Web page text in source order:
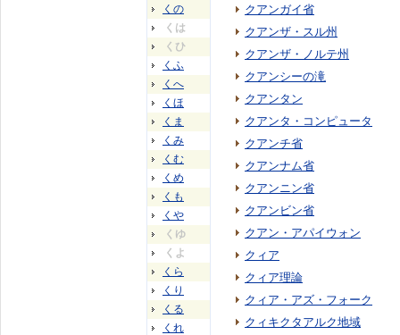
くの
くは
くひ
くふ
くへ
くほ
くま
くみ
くむ
くめ
くも
くや
くゆ
くよ
くら
くり
くる
くれ
クアンガイ省
クアンザ・スル州
クアンザ・ノルテ州
クアンシーの滝
クアンタン
クアンタ・コンピュータ
クアンチ省
クアンナム省
クアンニン省
クアンビン省
クアン・アパイウォン
クィア
クィア理論
クィア・アズ・フォーク
クィキクタアルク地域